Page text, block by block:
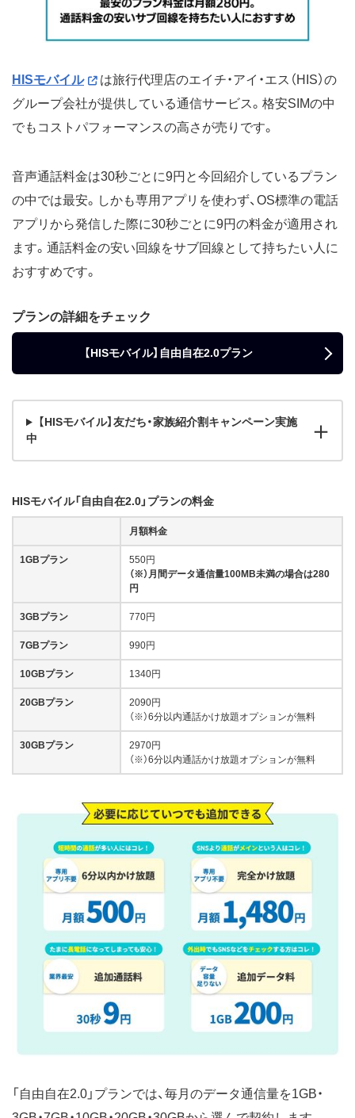
HISモバイル
は旅行代理店のエイチ・アイ・エス（HIS）の
グループ会社が提供している通信サービス。格安SIMの中
でもコストパフォーマンスの高さが売りです。
音声通話料金は30秒ごとに9円と今回紹介しているプラン
の中では最安。しかも専用アプリを使わず、OS標準の電話
アプリから発信した際に30秒ごとに9円の料金が適用され
ます。通話料金の安い回線をサブ回線として持ちたい人に
おすすめです。
プランの詳細をチェック
【HISモバイル】自由自在2.0プラン
【HISモバイル】友だち・家族紹介割キャンペーン実施
中
HISモバイル「自由自在2.0」プランの料金
月額料金
1GBプラン
550円
（※）月間データ通信量100MB未満の場合は280
円
3GBプラン 770円
7GBプラン 990円
10GBプラン 1340円
20GBプラン
2090円
（※）6分以内通話かけ放題オプションが無料
30GBプラン
2970円
（※）6分以内通話かけ放題オプションが無料
「自由自在2.0」プランでは、毎月のデータ通信量を1GB・